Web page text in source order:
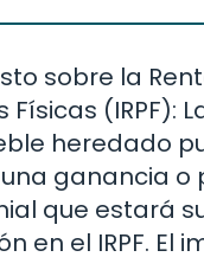
sobre la
Físicas (IRPF):
heredado
ganancia o
que estará
en el IRPF. El